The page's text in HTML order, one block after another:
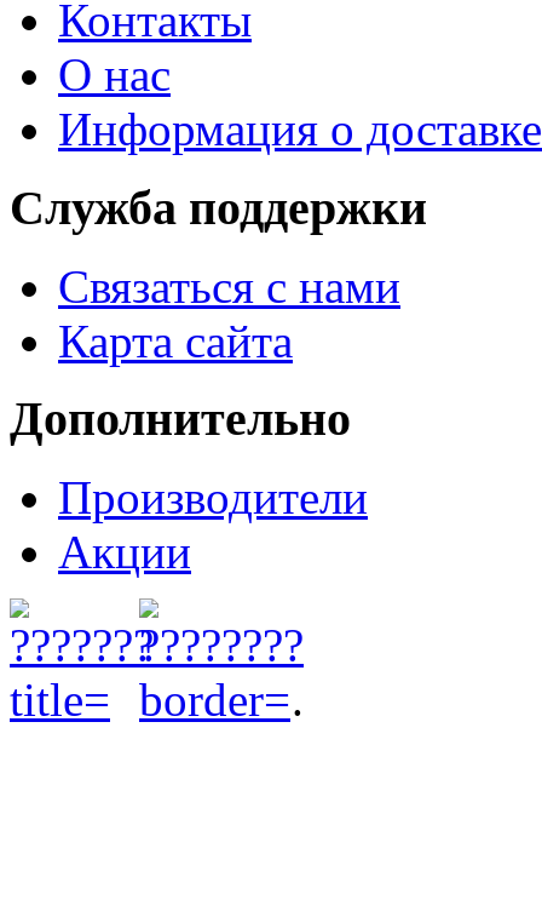
Контакты
О нас
Информация о доставке
Служба поддержки
Связаться с нами
Карта сайта
Дополнительно
Производители
Акции
.